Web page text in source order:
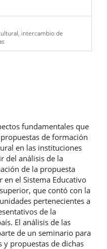
intercambio de
fundamentales que
de formación
en las instituciones
del análisis de la
de la propuesta
el Sistema Educativo
que contó con la
pertenecientes a
de la
El análisis de las
de un seminario para
y propuestas de dichas